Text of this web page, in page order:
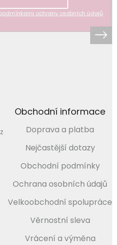
podmínkami ochrany osobních údajů
Obchodní informace
Doprava a platba
Nejčastější dotazy
Obchodní podmínky
Ochrana osobních údajů
Velkoobchodní spolupráce
Věrnostní sleva
Vrácení a výměna